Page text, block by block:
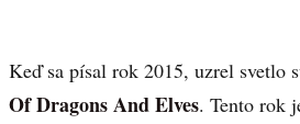
Keď sa písal rok 2015, uzrel svetlo
Of Dragons And Elves. Tento rok